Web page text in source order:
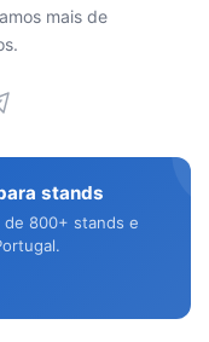
mais de
stands
de 800+ stands e